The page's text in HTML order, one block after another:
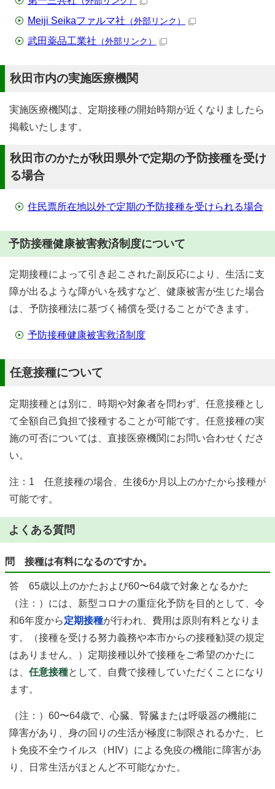
Meiji Seikaファルマ社 （外部リンク）
武田薬品工業社 （外部リンク）
秋田市内の実施医療機関
実施医療機関は、定期接種の開始時期が近くなりましたら
掲載いたします。
秋田市のかたが秋田県外で定期の予防接種を受け
る場合
住民票所在地以外で定期の予防接種を受けられる場合
予防接種健康被害救済制度について
定期接種によって引き起こされた副反応により、生活に支
障が出るような障がいを残すなど、健康被害が生じた場合
は、予防接種法に基づく補償を受けることができます。
予防接種健康被害救済制度
任意接種について
定期接種とは別に、時期や対象者を問わず、任意接種とし
て全額自己負担で接種することが可能です。任意接種の実
施の可否については、直接医療機関にお問い合わせくださ
い。
注：1 任意接種の場合、生後6か月以上のかたから接種が
可能です。
よくある質問
問 接種は有料になるのですか。
答 65歳以上のかたおよび60〜64歳で対象となるかた
（注：）には、新型コロナの重症化予防を目的として、令
和6年度から定期接種が行われ、費用は原則有料となりま
す。（接種を受ける努力義務や本市からの接種勧奨の規定
はありません。）定期接種以外で接種をご希望のかたに
は、 任意接種として、自費で接種していただくことになり
ます。
（注：）60〜64歳で、心臓、腎臓または呼吸器の機能に
障害があり、身の回りの生活が極度に制限されるかた、ヒ
ト免疫不全ウイルス（HIV）による免疫の機能に障害があ
り、日常生活がほとんど不可能なかた。